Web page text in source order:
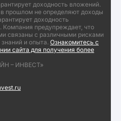
доходность вложений.
прошлом не определяют доходы
доходность
Компания предупреждает, что
связаны с различными рисками
и опыта. Ознакомитесь с
сайта для получения более
– ИНВЕСТ»